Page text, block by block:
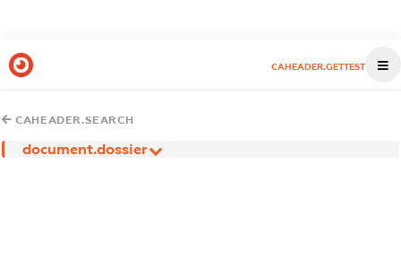
CAHEADER.GETTEST
CAHEADER.SEARCH
document.dossier